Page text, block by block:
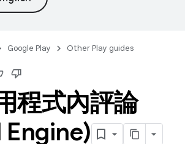
Google Play Other Play guides
程式內評論